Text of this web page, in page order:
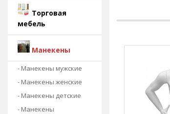
Торговая
мебель
Манекены
- Манекены мужские
- Манекены женские
- Манекены детские
- Манекены